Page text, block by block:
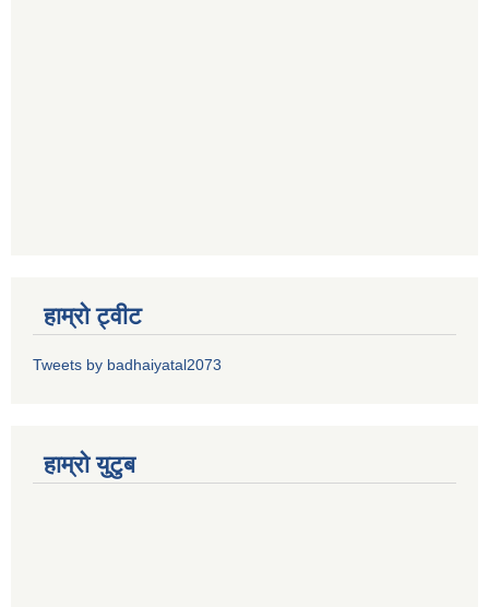
हाम्रो ट्वीट
Tweets by badhaiyatal2073
हाम्रो युटुब